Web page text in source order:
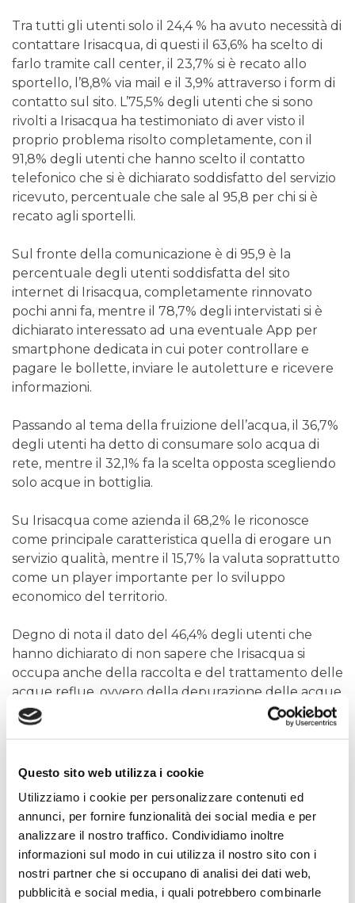
Questo sito web utilizza i cookie
Utilizziamo i cookie per personalizzare contenuti ed
annunci, per fornire funzionalità dei social media e per
analizzare il nostro traffico. Condividiamo inoltre
informazioni sul modo in cui utilizza il nostro sito con i
nostri partner che si occupano di analisi dei dati web,
pubblicità e social media, i quali potrebbero combinarle
Tra tutti gli utenti solo il 24,4 % ha avuto necessità di
contattare Irisacqua, di questi il 63,6% ha scelto di
farlo tramite call center, il 23,7% si è recato allo
sportello, l’8,8% via mail e il 3,9% attraverso i form di
contatto sul sito. L’75,5% degli utenti che si sono
rivolti a Irisacqua ha testimoniato di aver visto il
proprio problema risolto completamente, con il
91,8% degli utenti che hanno scelto il contatto
telefonico che si è dichiarato soddisfatto del servizio
ricevuto, percentuale che sale al 95,8 per chi si è
recato agli sportelli.
Sul fronte della comunicazione è di 95,9 è la
percentuale degli utenti soddisfatta del sito
internet di Irisacqua, completamente rinnovato
pochi anni fa, mentre il 78,7% degli intervistati si è
dichiarato interessato ad una eventuale App per
smartphone dedicata in cui poter controllare e
pagare le bollette, inviare le autoletture e ricevere
informazioni.
Passando al tema della fruizione dell’acqua, il 36,7%
degli utenti ha detto di consumare solo acqua di
rete, mentre il 32,1% fa la scelta opposta scegliendo
solo acque in bottiglia.
Su Irisacqua come azienda il 68,2% le riconosce
come principale caratteristica quella di erogare un
servizio qualità, mentre il 15,7% la valuta soprattutto
come un player importante per lo sviluppo
economico del territorio.
Degno di nota il dato del 46,4% degli utenti che
hanno dichiarato di non sapere che Irisacqua si
occupa anche della raccolta e del trattamento delle
acque reflue, ovvero della depurazione delle acque
fognarie prima della reimmissione nell’ambiente.
Percentuale simile (47,1%) quella degli utenti che
utenze un servizio di copertura assicurativa sulle
In conclusione, il’84,5% degli utenti si dichiara molto
soddisfatto di Irisacqua, mentre il 13% giudica il
servizio abbastanza soddisfacente, per un totale di
97,5% di utenti soddisfatti. Solo il 2,5% degli utenti si